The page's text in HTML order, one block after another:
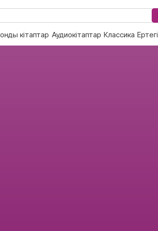
кітаптар Аудиокітаптар Классика Ертегі